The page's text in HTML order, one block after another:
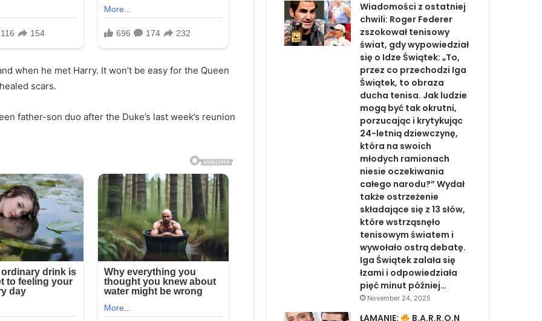
when he met Harry. It won’t be easy for the Queen
scars.
father-son duo after the Duke’s last week’s reunion
Wiadomości z ostatniej
chwili: Roger Federer
zszokował tenisowy
świat, gdy wypowiedział
się o Idze Świątek: „To,
przez co przechodzi Iga
Świątek, to obraza
ducha tenisa. Jak ludzie
mogą być tak okrutni,
porzucając i krytykując
24-letnią dziewczynę,
która na swoich
młodych ramionach
niesie oczekiwania
całego narodu?” Wydał
także ostrzeżenie
składające się z 13 słów,
które wstrząsnęło
tenisowym światem i
wywołało ostrą debatę.
Iga Świątek zalała się
łzami i odpowiedziała
pięć minut później…
November 24, 2025
ŁAMANIE:
B.A.R.R.O.N